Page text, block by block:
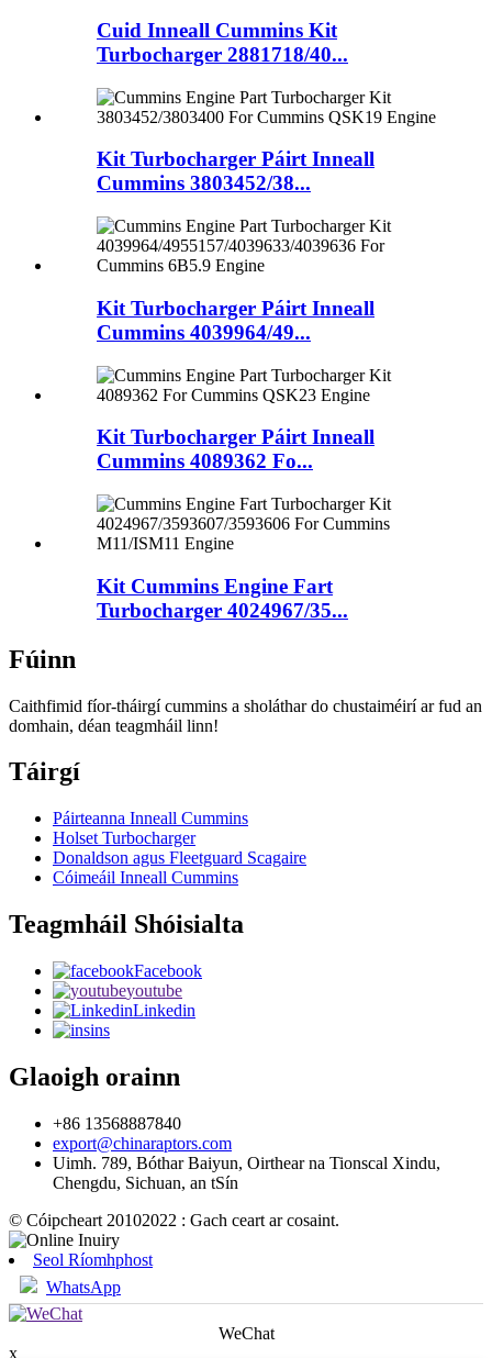
Cuid Inneall Cummins Kit
Turbocharger 2881718/40...
Kit Turbocharger Páirt Inneall
Cummins 3803452/38...
Kit Turbocharger Páirt Inneall
Cummins 4039964/49...
Kit Turbocharger Páirt Inneall
Cummins 4089362 Fo...
Kit Cummins Engine Fart
Turbocharger 4024967/35...
Fúinn
Caithfimid fíor-tháirgí cummins a sholáthar do chustaiméirí ar fud an
domhain, déan teagmháil linn!
Táirgí
Páirteanna Inneall Cummins
Holset Turbocharger
Donaldson agus Fleetguard Scagaire
Cóimeáil Inneall Cummins
Teagmháil Shóisialta
Facebook
youtube
Linkedin
ins
Glaoigh orainn
+86 13568887840
export@chinaraptors.com
Uimh. 789, Bóthar Baiyun, Oirthear na Tionscal Xindu,
Chengdu, Sichuan, an tSín
© Cóipcheart 20102022 : Gach ceart ar cosaint.
Seol Ríomhphost
WhatsApp
WeChat
x